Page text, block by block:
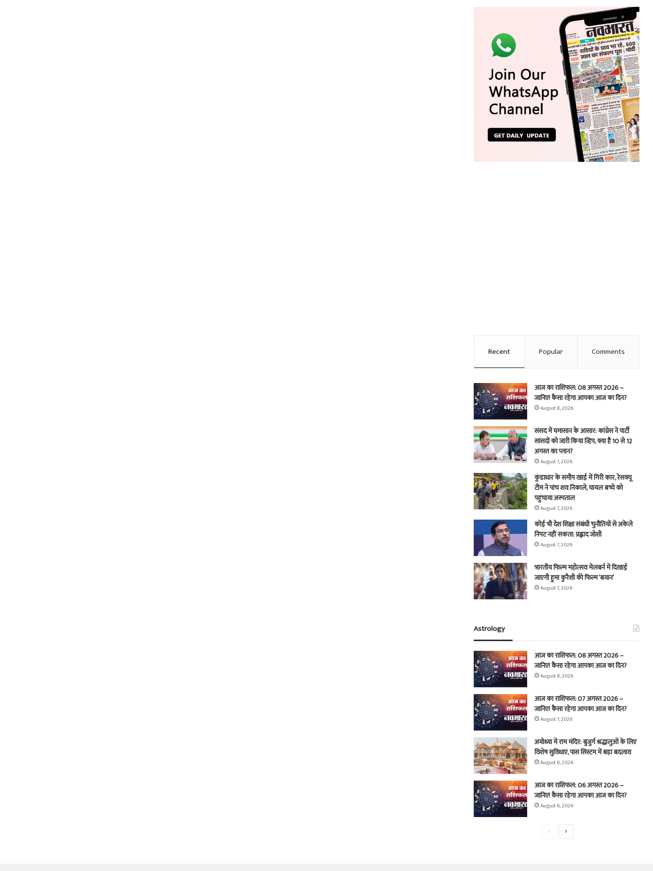
Recent Popular Comments
आज का राशिफल: 08 अगस्त 2026 –
जानिए! कैसा रहेगा आपका आज का दिन?
August 8, 2026
संसद में घमासान के आसार: कांग्रेस ने पार्टी
सांसदों को जारी किया व्हिप, क्या है 10 से 12
अगस्त का प्लान?
August 7, 2026
कुंडाधार के समीप खाई में गिरी कार, रेसक्यू
टीम ने पांच शव निकाले, घायल बच्चे को
पहुंचाया अस्पताल
August 7, 2026
कोई भी देश शिक्षा संबंधी चुनौतियों से अकेले
निपट नहीं सकता: प्रह्लाद जोशी
August 7, 2026
भारतीय फिल्म महोत्सव मेलबर्न में दिखाई
जाएगी हुमा कुरैशी की फिल्म ‘बयान’
August 7, 2026
Astrology
आज का राशिफल: 08 अगस्त 2026 –
जानिए! कैसा रहेगा आपका आज का दिन?
August 8, 2026
आज का राशिफल: 07 अगस्त 2026 –
जानिए! कैसा रहेगा आपका आज का दिन?
August 7, 2026
अयोध्या में राम मंदिर: बुजुर्ग श्रद्धालुओं के लिए
विशेष सुविधाएं, पास सिस्टम में बड़ा बदलाव
August 6, 2026
आज का राशिफल: 06 अगस्त 2026 –
जानिए! कैसा रहेगा आपका आज का दिन?
August 6, 2026
PreviousNext